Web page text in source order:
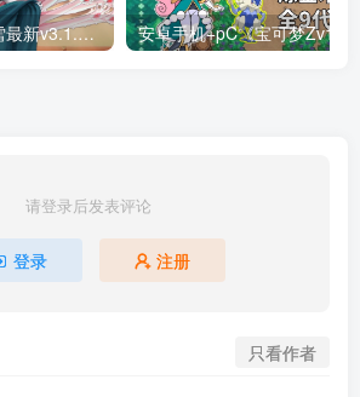
PC/安卓游戏《暖雪最新v3.1.0.1》终业DLC整合版！
请登录后发表评论
登录 注册
只看作者